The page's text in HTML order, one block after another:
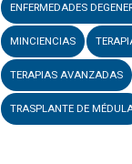
ENFERMEDADES
MINCIENCIAS
TERAPIAS AVANZADAS
TRASPLANTE DE